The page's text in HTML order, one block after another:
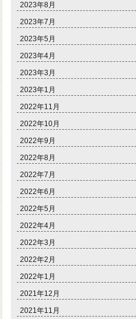
2023年8月
2023年7月
2023年5月
2023年4月
2023年3月
2023年1月
2022年11月
2022年10月
2022年9月
2022年8月
2022年7月
2022年6月
2022年5月
2022年4月
2022年3月
2022年2月
2022年1月
2021年12月
2021年11月